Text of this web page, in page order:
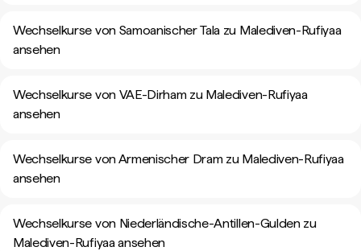
Wechselkurse von Samoanischer Tala zu Malediven-Rufiyaa
ansehen
Wechselkurse von VAE-Dirham zu Malediven-Rufiyaa
ansehen
Wechselkurse von Armenischer Dram zu Malediven-Rufiyaa
ansehen
Wechselkurse von Niederländische-Antillen-Gulden zu
Malediven-Rufiyaa ansehen